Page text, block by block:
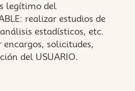
legítimo del
realizar estudios de
estadísticos, etc.
solicitudes,
del USUARIO.